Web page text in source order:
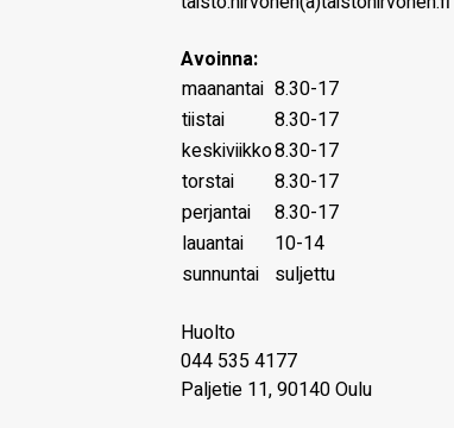
Avoinna:
maanantai 8.30-17
tiistai
8.30-17
keskiviikko8.30-17
torstai
8.30-17
perjantai
8.30-17
lauantai
10-14
sunnuntai suljettu
Huolto
044 535 4177
Paljetie 11, 90140 Oulu